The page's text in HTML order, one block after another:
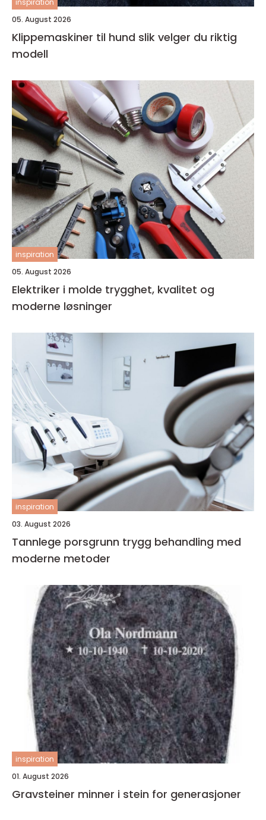
inspiration
05. August 2026
Klippemaskiner til hund slik velger du riktig
modell
inspiration
05. August 2026
Elektriker i molde trygghet, kvalitet og
moderne løsninger
inspiration
03. August 2026
Tannlege porsgrunn trygg behandling med
moderne metoder
inspiration
01. August 2026
Gravsteiner minner i stein for generasjoner